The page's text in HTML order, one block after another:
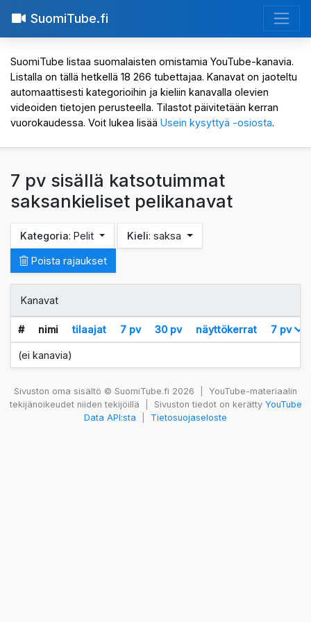
SuomiTube.fi
SuomiTube listaa suomalaisten omistamia YouTube-kanavia.
Listalla on tällä hetkellä 18 266 tubettajaa. Kanavat on jaoteltu
automaattisesti kategorioihin ja kieliin kanavalla olevien
videoiden tietojen perusteella. Tilastot päivitetään kerran
vuorokaudessa. Voit lukea lisää Usein kysyttyä -osiosta.
7 pv sisällä katsotuimmat
saksankieliset pelikanavat
Kategoria: Pelit Kieli: saksa
Poista rajaukset
Kanavat
# nimi tilaajat 7 pv 30 pv näyttökerrat 7 pv
(ei kanavia)
Sivuston oma sisältö © SuomiTube.fi 2026
YouTube-materiaalin
tekijänoikeudet niiden tekijöillä
Sivuston tiedot on kerätty YouTube
Data API:sta
Tietosuojaseloste